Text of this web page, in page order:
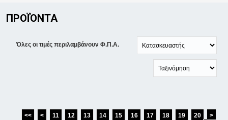
ΠΡΟΪΌΝΤΑ
Όλες οι τιμές περιλαμβάνουν Φ.Π.Α.
<< < 11 12 13 14 15 16 17 18 19 20
>